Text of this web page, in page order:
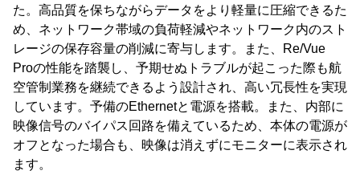
た。高品質を保ちながらデータをより軽量に圧縮できるた
め、ネットワーク帯域の負荷軽減やネットワーク内のスト
レージの保存容量の削減に寄与します。また、Re/Vue
Proの性能を踏襲し、予期せぬトラブルが起こった際も航
空管制業務を継続できるよう設計され、高い冗長性を実現
しています。予備のEthernetと電源を搭載。また、内部に
映像信号のバイパス回路を備えているため、本体の電源が
オフとなった場合も、映像は消えずにモニターに表示され
ます。